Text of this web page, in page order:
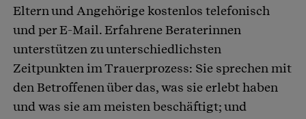
Eltern und Angehörige kostenlos telefonisch
und per E-Mail. Erfahrene Beraterinnen
unterstützen zu unterschiedlichsten
Zeitpunkten im Trauerprozess: Sie sprechen mit
den Betroffenen über das, was sie erlebt haben
und was sie am meisten beschäftigt; und